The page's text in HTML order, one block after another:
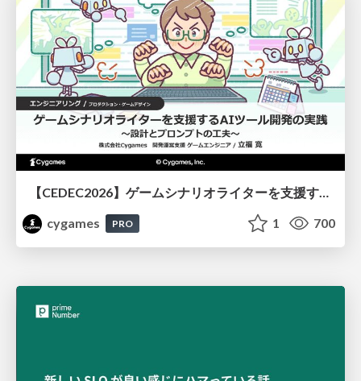
cygames
PRO 1 700